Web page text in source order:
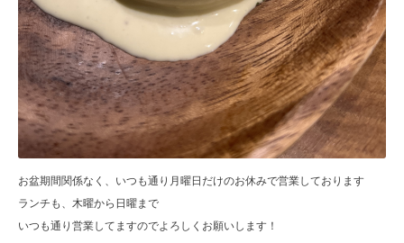
お盆期間関係なく、いつも通り月曜日だけのお休みで営業しております
ランチも、木曜から日曜まで
いつも通り営業してますのでよろしくお願いします！